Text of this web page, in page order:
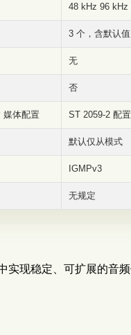
48 kHz 96 kHz
3 个，含默认值
无
否
媒体配置 ST 2059-2 配置
默认仅从模式
IGMPv3
无规定
现稳定、可扩展的音频